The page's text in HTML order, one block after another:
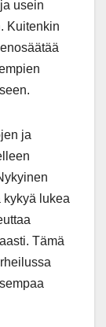
usein
Kuitenkin
ja
kykyä lukea
Tämä